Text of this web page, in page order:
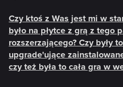
Czy ktoś z Was jest mi w
było na płytce z grą z tego
rozszerzającego? Czy były
upgrade'ujące
czy też była to cała gra w